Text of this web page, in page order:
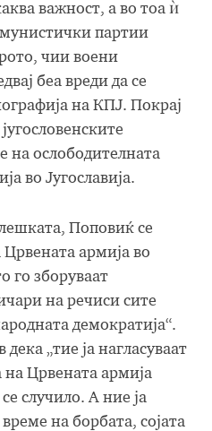
важност, а во тоа ѝ
партии
чии воени
беа вреди да се
на КПЈ. Покрај
на ослободителната
во Југославија.
Поповиќ се
Црвената армија во
го зборуваат
на речиси сите
демократија“.
„тие ја нагласуваат
на Црвената армија
случило. А ние ја
на борбата, сојата